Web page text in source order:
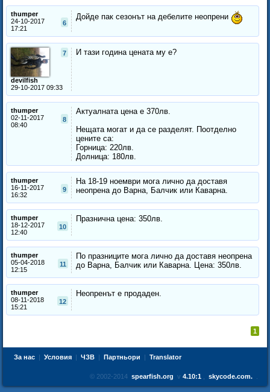
thumper
6
24-10-2017
17:21
Дойде пак сезонът на дебелите неопрени
7
devilfish
29-10-2017 09:33
И тази година цената му е?
thumper
8
02-11-2017
08:40
Актуалната цена е 370лв.
Нещата могат и да се разделят. Поотделно
цените са:
Горница: 220лв.
Долница: 180лв.
thumper
9
16-11-2017
16:32
На 18-19 ноември мога лично да доставя
неопрена до Варна, Балчик или Каварна.
thumper
10
18-12-2017
12:40
Празнична цена: 350лв.
thumper
11
05-04-2018
12:15
По празниците мога лично да доставя неопрена
до Варна, Балчик или Каварна. Цена: 350лв.
thumper
12
08-11-2018
15:21
Неопренът е продаден.
1
За нас | Условия | ЧЗВ | Партньори | Translator
© 2002-2014 spearfish.org v 4.10:1 skycode.com.